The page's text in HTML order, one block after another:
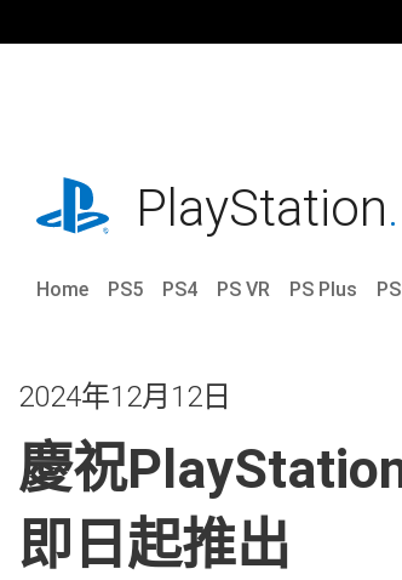
往
playstation.comPlayStation
Home PS5 PS4 PS VR PS Plus
2024年12月12日
慶祝
即日起推出